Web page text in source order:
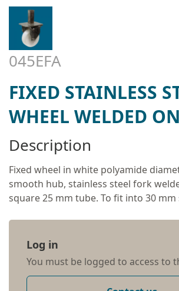
045EFA
FIXED STAINLESS
WHEEL WELDED
Description
Fixed wheel in white polyamide
smooth hub, stainless steel fork
square 25 mm tube. To fit into 30
Log in
You must be logged to access to